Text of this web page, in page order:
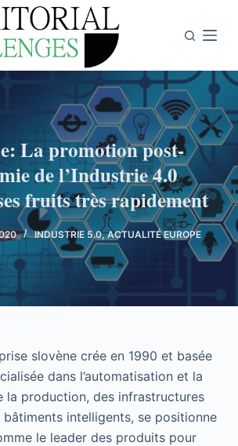
La promotion post-
de l’Industrie 4.0
fruits très rapidement
INDUSTRIE 5.0,ACTUALITÉ EUROPE
slovène crée en 1990 et basée
dans l’automatisation et la
la production, des infrastructures
intelligents, se positionne
le leader des produits pour